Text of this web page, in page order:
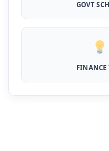
लाख को मिलेगा पैसा
Dairy Farming
है दस लाख तक का लोन
PM Kusum Yojana
मिलेगी 60% तक सब्सिडी
GOVT
FINANCE